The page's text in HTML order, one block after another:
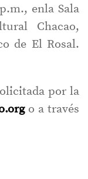
enla Sala
Chacao,
de El Rosal.
por la
o a través